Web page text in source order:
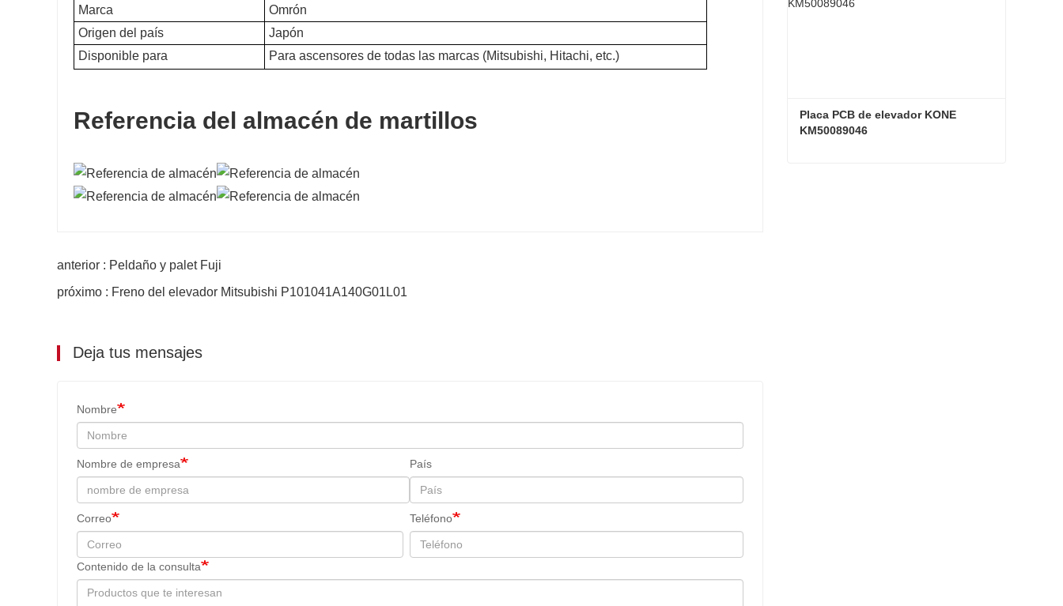
Marca
Omrón
Origen del país
Japón
Disponible para
Para ascensores de todas las marcas (Mitsubishi, Hitachi, etc.)
Referencia del almacén de martillos
anterior : Peldaño y palet Fuji
próximo : Freno del elevador Mitsubishi P101041A140G01L01
Deja tus mensajes
Nombre
Nombre de empresa País
Correo Teléfono
Contenido de la consulta
Placa PCB de elevador KONE
KM50089046